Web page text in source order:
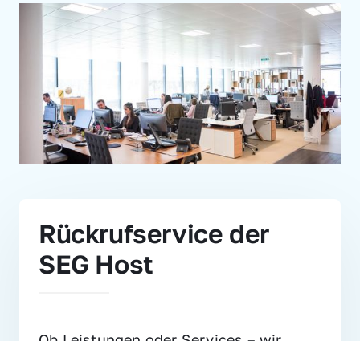
Rückrufservice der
SEG Host